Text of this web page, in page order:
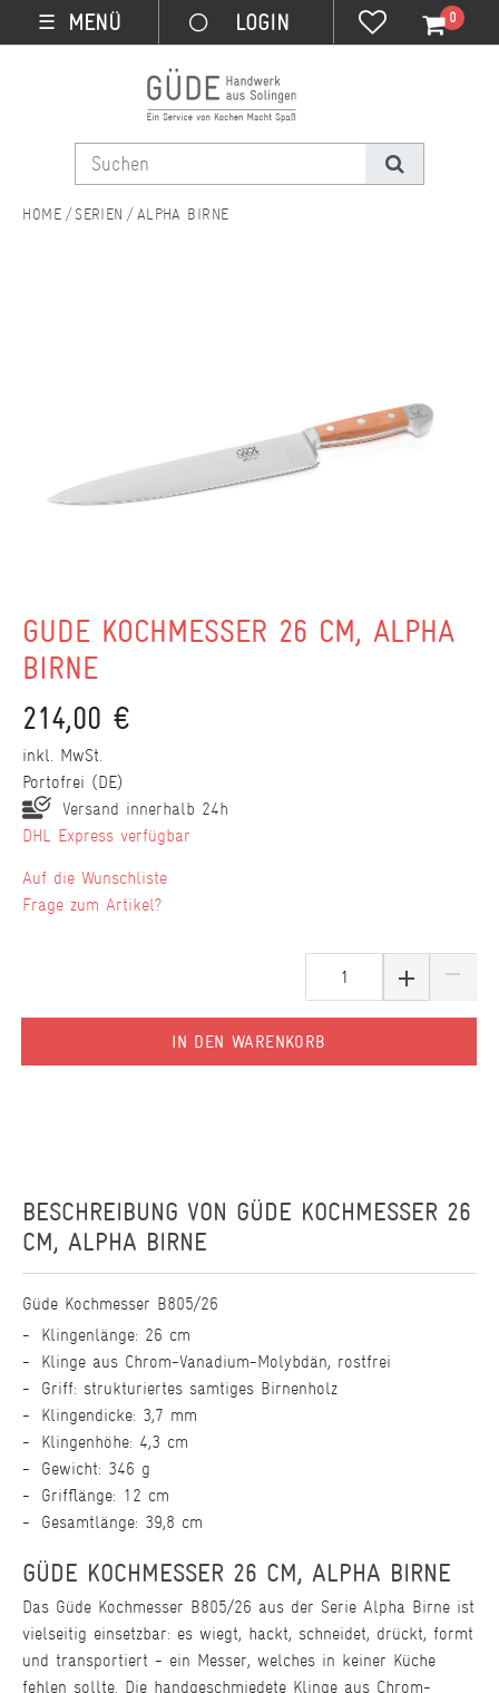
☰ MENÜ 0
SERIEN ALPHA BIRNE
GÜDE KOCHMESSER 26 CM, ALPHA
BIRNE
214,00 €
inkl. MwSt.
Portofrei (DE)
Versand innerhalb 24h
DHL Express verfügbar
IN DEN WARENKORB
Wunschliste
Frage zum Artikel?
BESCHREIBUNG VON GÜDE KOCHMESSER 26
CM, ALPHA BIRNE
Güde Kochmesser B805/26
Klingenlänge: 26 cm
Klinge aus Chrom-Vanadium-Molybdän, rostfrei
Griff: strukturiertes samtiges Birnenholz
Klingendicke: 3,7 mm
Klingenhöhe: 4,3 cm
Gewicht: 346 g
Grifflänge: 12 cm
Gesamtlänge: 39,8 cm
GÜDE KOCHMESSER 26 CM, ALPHA BIRNE
Das Güde Kochmesser B805/26 aus der Serie Alpha Birne ist
vielseitig einsetzbar: es wiegt, hackt, schneidet, drückt, formt
und transportiert - ein Messer, welches in keiner Küche
fehlen sollte. Die handgeschmiedete Klinge aus Chrom-